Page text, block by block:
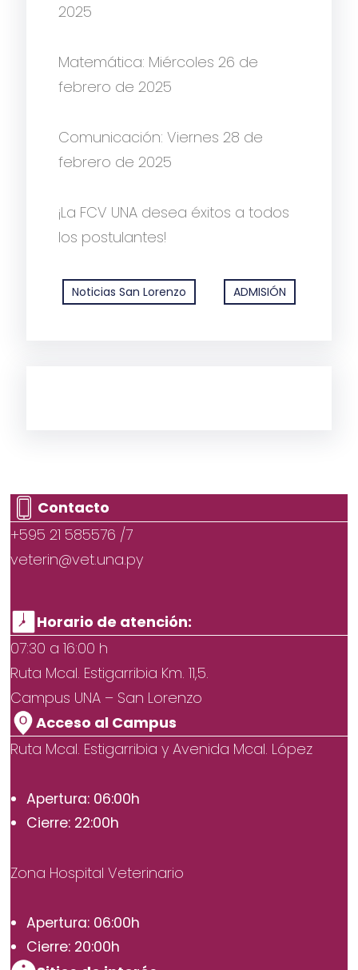
2025
Matemática: Miércoles 26 de
febrero de 2025
Comunicación: Viernes 28 de
febrero de 2025
¡La FCV UNA desea éxitos a todos
los postulantes!
Noticias San Lorenzo ADMISIÓN
Contacto
+595 21 585576 /7
veterin@vet.una.py
Horario de atención:
07:30 a 16:00 h
Ruta Mcal. Estigarribia Km. 11,5.
Campus UNA – San Lorenzo
Acceso al Campus
Ruta Mcal. Estigarribia y Avenida Mcal. López
Apertura: 06:00h
Cierre: 22:00h
Zona Hospital Veterinario
Apertura: 06:00h
Cierre: 20:00h